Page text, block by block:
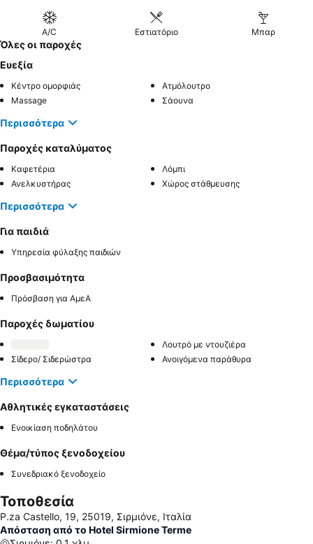
A/C Εστιατόριο Μπαρ
Όλες οι παροχές
Ευεξία
Κέντρο ομορφιάς
Ατμόλουτρο
Massage
Σάουνα
Περισσότερα
Παροχές καταλύματος
Καφετέρια
Λόμπι
Ανελκυστήρας
Χώρος στάθμευσης
Περισσότερα
Για παιδιά
Υπηρεσία φύλαξης παιδιών
Προσβασιμότητα
Πρόσβαση για ΑμεΑ
Παροχές δωματίου
Λουτρό με ντουζιέρα
Σίδερο/ Σιδερώστρα
Ανοιγόμενα παράθυρα
Περισσότερα
Αθλητικές εγκαταστάσεις
Ενοικίαση ποδηλάτου
Θέμα/τύπος ξενοδοχείου
Συνεδριακό ξενοδοχείο
Τοποθεσία
P.za Castello, 19, 25019, Σιρμιόνε, Ιταλία
Απόσταση από το Hotel Sirmione Terme